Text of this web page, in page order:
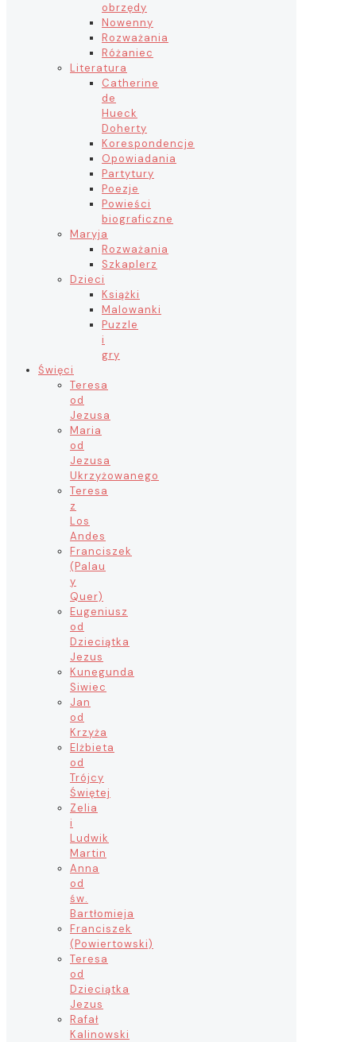
obrzędy
Nowenny
Rozważania
Różaniec
Literatura
Catherine
de
Hueck
Doherty
Korespondencje
Opowiadania
Partytury
Poezje
Powieści
biograficzne
Maryja
Rozważania
Szkaplerz
Dzieci
Książki
Malowanki
Puzzle
i
gry
Święci
Teresa
od
Jezusa
Maria
od
Jezusa
Ukrzyżowanego
Teresa
z
Los
Andes
Franciszek
(Palau
y
Quer)
Eugeniusz
od
Dzieciątka
Jezus
Kunegunda
Siwiec
Jan
od
Krzyża
Elżbieta
od
Trójcy
Świętej
Zelia
i
Ludwik
Martin
Anna
od
św.
Bartłomieja
Franciszek
(Powiertowski)
Teresa
od
Dzieciątka
Jezus
Rafał
Kalinowski